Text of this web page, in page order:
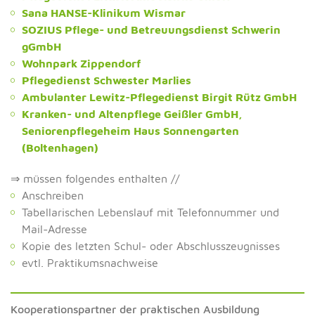
Sana HANSE-Klinikum Wismar
SOZIUS Pflege- und Betreuungsdienst Schwerin
gGmbH
Wohnpark Zippendorf
Pflegedienst Schwester Marlies
Ambulanter Lewitz-Pflegedienst Birgit Rütz GmbH
Kranken- und Altenpflege Geißler GmbH,
Seniorenpflegeheim Haus Sonnengarten
(Boltenhagen)
⇒ müssen folgendes enthalten //
Anschreiben
Tabellarischen Lebenslauf mit Telefonnummer und
Mail-Adresse
Kopie des letzten Schul- oder Abschlusszeugnisses
evtl. Praktikumsnachweise
Kooperationspartner der praktischen Ausbildung